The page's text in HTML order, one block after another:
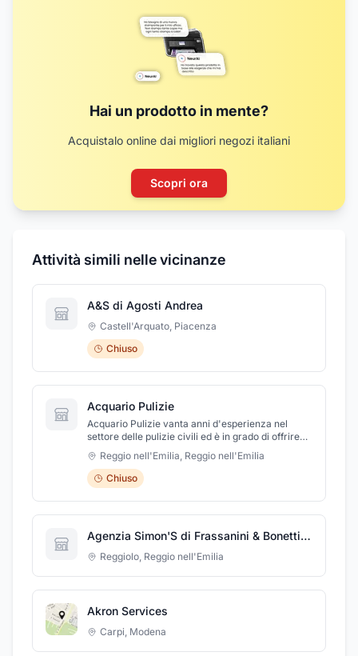
Hai un prodotto in mente?
Acquistalo online dai migliori negozi italiani
Scopri ora
Attività simili nelle vicinanze
A&S di Agosti Andrea
Castell'Arquato, Piacenza
Chiuso
Acquario Pulizie
Acquario Pulizie vanta anni d'esperienza nel
settore delle pulizie civili ed è in grado di offrire
un servizio puntuale e preciso. La ditta è
specializzata nella pulizia di condomini con cortili
e giardini e di uffici di qualunque metratura.
L'azienda esegue interventi puntuali e meticolosi,
che contribuiscono al decoro degli ambienti e al
benessere di chi vi soggiorna. Acquario Pulizie è
sgrossatura dopo interventi edili e di
manutenzione e collabora con diverse imprese
edili per la preparazione degli edifici in pronta
consegna.
Reggio nell'Emilia, Reggio nell'Emilia
Chiuso
Agenzia Simon'S di Frassanini & Bonetti S.n.c.
Reggiolo, Reggio nell'Emilia
Akron Services
Carpi, Modena